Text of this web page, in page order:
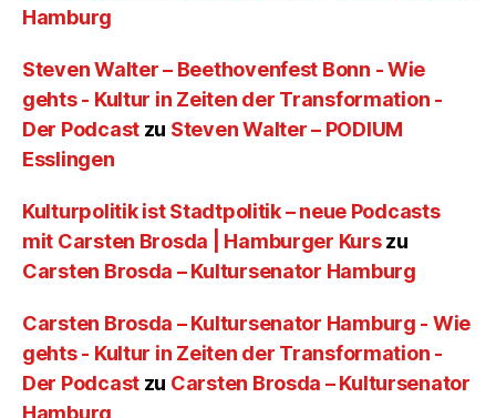
Hamburg
Steven Walter – Beethovenfest Bonn - Wie
gehts - Kultur in Zeiten der Transformation -
Der Podcast zu Steven Walter – PODIUM
Esslingen
Kulturpolitik ist Stadtpolitik – neue Podcasts
mit Carsten Brosda | Hamburger Kurszu
Carsten Brosda – Kultursenator Hamburg
Carsten Brosda – Kultursenator Hamburg - Wie
gehts - Kultur in Zeiten der Transformation -
Der Podcast zu Carsten Brosda – Kultursenator
Hamburg